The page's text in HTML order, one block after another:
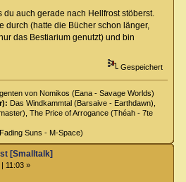
du auch gerade nach Hellfrost stöberst.
durch (hatte die Bücher schon länger,
das Bestiarium genutzt) und bin
Gespeichert
von Nomikos (Eana - Savage Worlds)
Das Windkammtal (Barsaive - Earthdawn),
The Price of Arrogance (Théah - 7te
Suns - M-Space)
[Smalltalk]
11:03 »